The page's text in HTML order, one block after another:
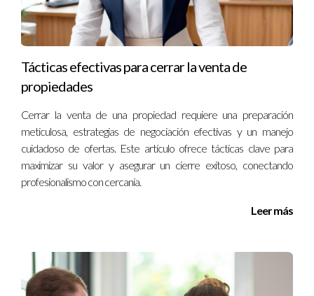
relacionada con reformas y ventas inmobiliarias en Madrid.
No dudes en contactarme; juntos podemos hacer realidad
tus objetivos inmobiliarios. ¡Hablemos pronto!
Tácticas efectivas para cerrar la venta de
propiedades
Cerrar la venta de una propiedad requiere una preparación
meticulosa, estrategias de negociación efectivas y un manejo
cuidadoso de ofertas. Este artículo ofrece tácticas clave para
maximizar su valor y asegurar un cierre exitoso, conectando
profesionalismo con cercanía.
Leer más